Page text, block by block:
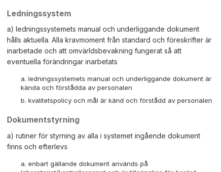
Ledningssystem
a) ledningssystemets manual och underliggande dokument
hålls aktuella. Alla kravmoment från standard och föreskrifter är
inarbetade och att omvärldsbevakning fungerat så att
eventuella förändringar inarbetats
ledningssystemets manual och underliggande dokument är
kända och förstådda av personalen
kvalitetspolicy och mål är känd och förstådd av personalen
Dokumentstyrning
a) rutiner för styrning av alla i systemet ingående dokument
finns och efterlevs
enbart gällande dokument används på